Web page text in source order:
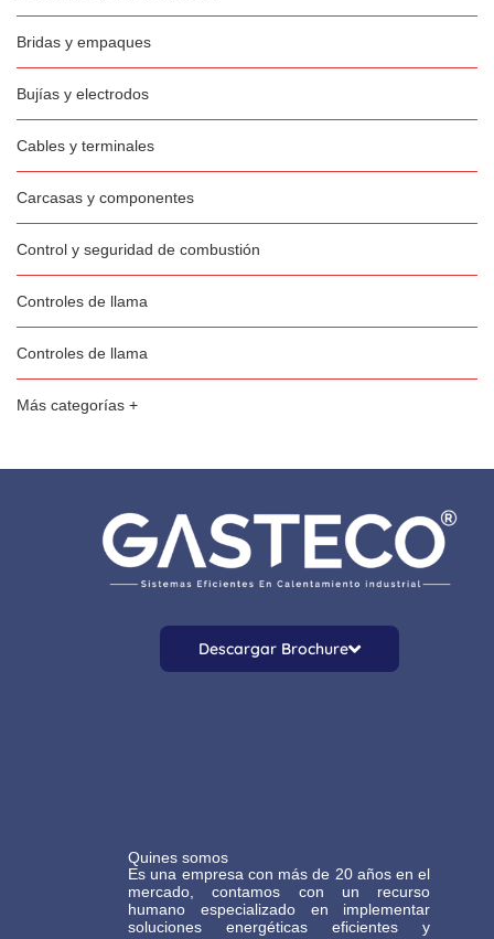
Bridas y empaques
Bujías y electrodos
Cables y terminales
Carcasas y componentes
Control y seguridad de combustión
Controles de llama
Controles de llama
Más categorías +
Descargar Brochure
Quines somos
Es una empresa con más de 20 años en el
mercado, contamos con un recurso
humano especializado en implementar
soluciones energéticas eficientes y